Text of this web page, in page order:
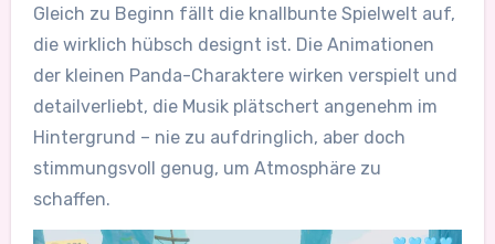
Gleich zu Beginn fällt die knallbunte Spielwelt auf,
die wirklich hübsch designt ist. Die Animationen
der kleinen Panda-Charaktere wirken verspielt und
detailverliebt, die Musik plätschert angenehm im
Hintergrund – nie zu aufdringlich, aber doch
stimmungsvoll genug, um Atmosphäre zu
schaffen.